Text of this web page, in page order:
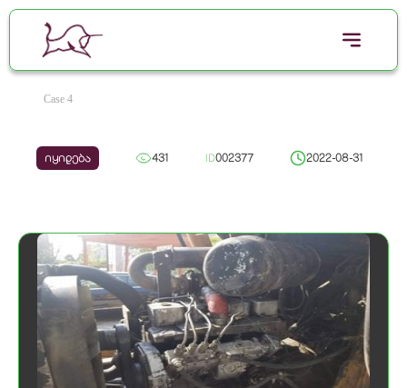
Case 4
იყიდება 431 ID002377 2022-08-31